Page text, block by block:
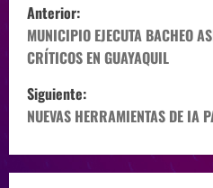
Anterior:
MUNICIPIO EJECUTA BACHEO
CRÍTICOS EN GUAYAQUIL
Siguiente:
NUEVAS HERRAMIENTAS DE IA